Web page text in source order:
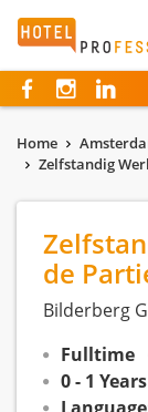
Home
Zelfstandig
de
Bilderberg
Fulltime
0 - 1